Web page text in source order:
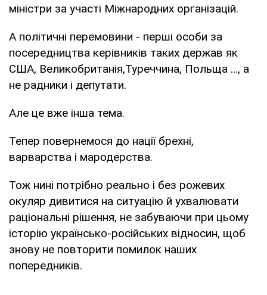
міністри за участі Міжнародних організацій.
А політичні перемовини - перші особи за
посередництва керівників таких держав як
США, Великобританія,Туреччина, Польща …, а
не радники і депутати.
Але це вже інша тема.
Тепер повернемося до нації брехні,
варварства і мародерства.
Тож нині потрібно реально і без рожевих
окуляр дивитися на ситуацію й ухвалювати
раціональні рішення, не забуваючи при цьому
історію українсько-російських відносин, щоб
знову не повторити помилок наших
попередників.